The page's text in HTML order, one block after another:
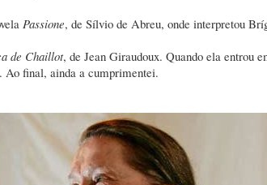
Passione, de Sílvio de Abreu, onde interpretou
de Chaillot, de Jean Giraudoux. Quando ela entrou
Ao final, ainda a cumprimentei.